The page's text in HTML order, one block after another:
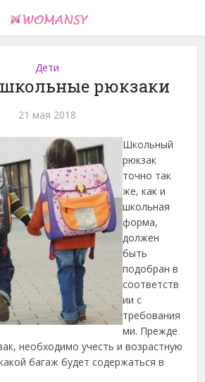
Дети
рюкзаки
21 мая 2018
Школьный
рюкзак
точно так
же, как и
школьная
форма,
должен
быть
подобран в
соответств
ии с
требования
ми. Прежде
необходимо учесть и возрастную
багаж будет содержаться в